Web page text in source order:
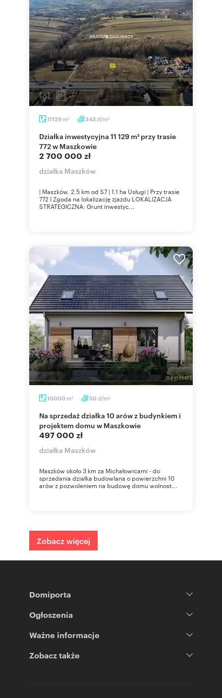
11129 m2 243zł/m2
Działka inwestycyjna 11 129 m² przy trasie
772 w Maszkowie
2 700 000 zł
działka Maszków
| Maszków, 2,5 km od S7 | 1,1 ha Usługi | Przy trasie
772 I Zgoda na lokalizację zjazdu LOKALIZACJA
STRATEGICZNA: Grunt inwestyc...
10000 m2 50zł/m2
Na sprzedaż działka 10 arów z budynkiem i
projektem domu w Maszkowie
497 000 zł
działka Maszków
Maszków około 3 km za Michałowicami - do
sprzedania działka budowlana o powierzchni 10
arów z pozwoleniem na budowę domu wolnost...
Zobacz więcej
Domiporta
Ogłoszenia
Ważne informacje
Zobacz także